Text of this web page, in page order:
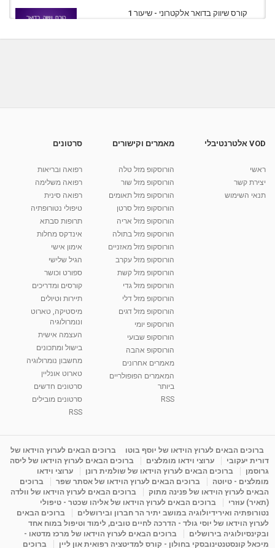
קורס שיווק בדואר אלקטרוני - שיעור 1
מאת
10:17
קרין גורן - העוגה המתגלצ’ת ללא קמח
38.5k צפיות
01:37
יוסי שר - מתמחה בשיטת אלכסנדר וטאי צ'י
2,734 צפיות
01:46
רנה רז-גילו -טיפול אנרגטי ויעוץ רוחני - נומרולוגית
2,309 צפיות
05:37
סודות בתאריך הלידה, משמעות חודש הלידה -
ינואר זינה ליבשיץ נומרולוגית
ליסה גרוסמן - המרכז לאימון התנהגותי - קשב
09:12
מדיטציה בדמיון מודרך - היכרות עם האני הפנימי
מאת admin 11 שנים 3,644 צפיות
פנינה מתוק - מרכז "נתיב הלב" בהרצליה-
מדיטציה-התחדשות
Shahar-vod
VOD אלטרנטיבלי
ראשי
יצירת קשר
תנאי השימוש
מאמרים וקישורים
הורוסקופ מזל טלה
הורוסקופ מזל שור
הורוסקופ מזל תאומים
הורוסקופ מזל סרטן
הורוסקופ מזל אריה
הורוסקופ מזל בתולה
הורוסקופ מזל מאזניים
הורוסקופ מזל עקרב
הורוסקופ מזל קשת
הורוסקופ מזל גדי
הורוסקופ מזל דלי
הורוסקופ מזל דגים
הורוסקופ יומי
הורוסקופ שבועי
הורוסקופ אהבה
מאמרים אחרונים
המאמרים הפופולריים
ביותר
RSS
סרטונים
רפואה ובריאות
רפואה משלימה
רפואה סינית
טיפולי נטורופתיה
תרופות סבתא
אינדקס מחלות
אימון אישי
הגיל שלישי
ספורט וכושר
קורסים ומדריכים
תיירות וטיולים
מיסטיקה, טארוט
ונומרולוגיה
העצמה אישית
בישול ומתכונים
מחשבון נומרולוגיה
טארוט אונליין
סרטונים חדשים
סרטונים מובילים
RSS
ברוכים הבאים לערוץ הוידאו של יוסף בוטו
ברוכים הבאים לערוץ הוידאו של
דורית יעקובי
ערוצי וידאו מומלצים
ברוכים הבאים לערוץ הוידאו של ליסה
גרוסמן
ברוכים הבאים לערוץ הוידאו של שולמית רונן
ערוצי וידאו
מומלצים - טיוטה
ברוכים הבאים לערוץ הוידאו של אסתר שפר
ברוכים
הבאים לערוץ הוידאו של פנינה מתוק
ברוכים הבאים לערוץ הוידאו של וולדה
(תאיר) עוזרי
ברוכים הבאים לערוץ הוידאו של אליהו שכטר - טיפולי
נטורופתיה ואירידיולוגיה במושב יתיר הר חברון ובירושלים
ברוכים הבאים
לערוץ הוידאו של יוסי גולד - הדרכה לחיים טובים, לימוד וטיפול במוח אחד
ובקינסיולוגיה בירושלים
ברוכים הבאים לערוץ הוידאו של מרכז מדטאו -
מיכאל קונסטנטינובסקי בחולון - קורס למדיטציה רפואית און ליין
ברוכים